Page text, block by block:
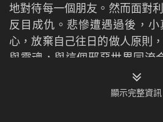
地對待每一個朋友。然而面對
反目成仇。悲慘遭遇過後，
心，放棄自己往日的做人原則
與靈魂，與這個邪惡世界同流
被這個世­界踐踏得傷痕累累，
絕望之時，全能神真情的呼喚
顯示完整資訊